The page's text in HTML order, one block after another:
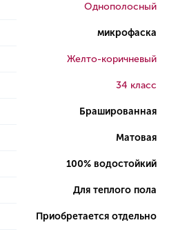
Однополосный
микрофаска
Желто-коричневый
34 класс
Брашированная
Матовая
100% водостойкий
Для теплого пола
Приобретается отдельно